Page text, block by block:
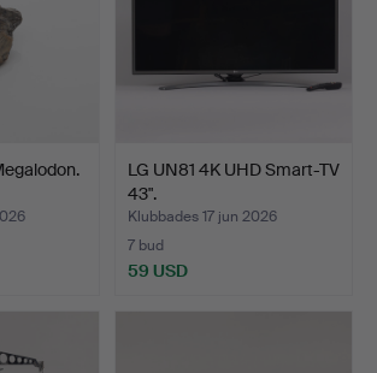
LG UN81 4K UHD Smart-TV
43".
Klubbades 17 jun 2026
7 bud
59 USD